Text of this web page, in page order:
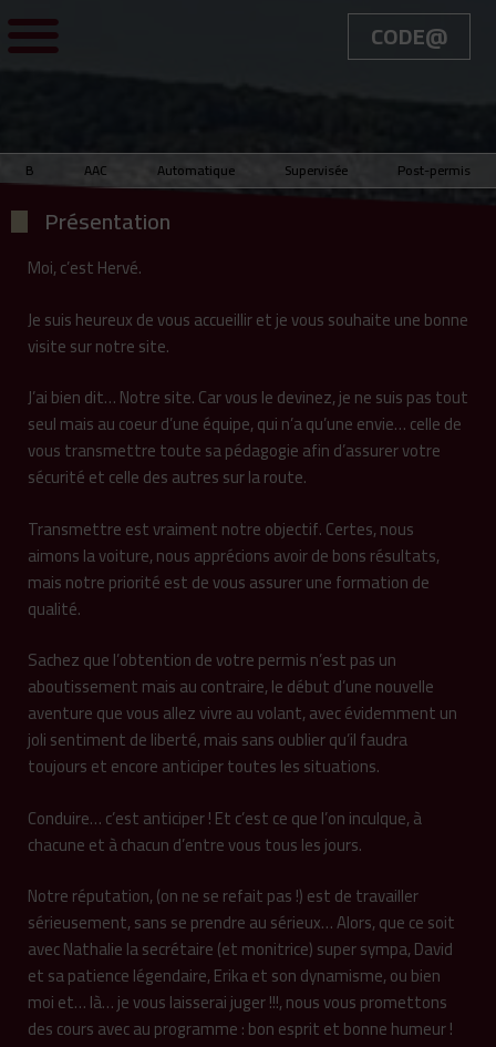
CODE@
B AAC Automatique Supervisée Post-permis
Présentation
Moi, c’est Hervé.
Je suis heureux de vous accueillir et je vous souhaite une bonne
visite sur notre site.
J’ai bien dit… Notre site. Car vous le devinez, je ne suis pas tout
seul mais au coeur d’une équipe, qui n’a qu’une envie… celle de
vous transmettre toute sa pédagogie afin d’assurer votre
sécurité et celle des autres sur la route.
Transmettre est vraiment notre objectif. Certes, nous
aimons la voiture, nous apprécions avoir de bons résultats,
mais notre priorité est de vous assurer une formation de
qualité.
Sachez que l’obtention de votre permis n’est pas un
aboutissement mais au contraire, le début d’une nouvelle
aventure que vous allez vivre au volant, avec évidemment un
joli sentiment de liberté, mais sans oublier qu’il faudra
toujours et encore anticiper toutes les situations.
Conduire… c’est anticiper ! Et c’est ce que l’on inculque, à
chacune et à chacun d’entre vous tous les jours.
Notre réputation, (on ne se refait pas !) est de travailler
sérieusement, sans se prendre au sérieux… Alors, que ce soit
avec Nathalie la secrétaire (et monitrice) super sympa, David
et sa patience légendaire, Erika et son dynamisme, ou bien
moi et… là… je vous laisserai juger !!!, nous vous promettons
des cours avec au programme : bon esprit et bonne humeur !